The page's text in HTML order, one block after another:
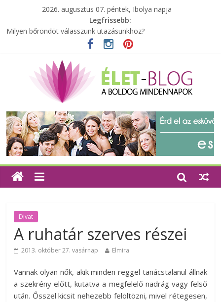
2026. augusztus 07. péntek, Ibolya napja
Legfrissebb:
Milyen bőröndöt válasszunk utazásunkhoz?
Elérhető zöld energia mindenki számára
Különleges tömörfa ládák Indiából
A zöld forradalom: A mosó- és parfümtermékek környezetbarát
szempontjainak erősítése
Divat
A ruhatár szerves részei
2013. október 27. vasárnap Elmira
Vannak olyan nők, akik minden reggel tanácstalanul állnak
a szekrény előtt, kutatva a megfelelő nadrág vagy felső
után. Ősszel kicsit nehezebb felöltözni, mivel rétegesen,